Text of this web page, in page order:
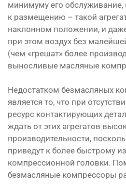
минимуму его обслуживание,
к размещению – такой
наклонном положении, и
при этом воздух без
(чем «грешат» более
выносливые масляные
Недостатком безмасляных
является то, что при
ресурс контактирующих
ждать от этих агрегатов
производительности,
приведут к более быстрому
компрессионной головки.
безмасляные компрессоры